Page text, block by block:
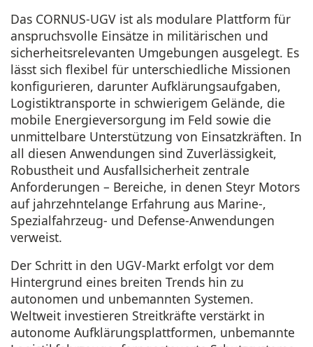
Das CORNUS-UGV ist als modulare Plattform für
anspruchsvolle Einsätze in militärischen und
sicherheitsrelevanten Umgebungen ausgelegt. Es
lässt sich flexibel für unterschiedliche Missionen
konfigurieren, darunter Aufklärungsaufgaben,
Logistiktransporte in schwierigem Gelände, die
mobile Energieversorgung im Feld sowie die
unmittelbare Unterstützung von Einsatzkräften. In
all diesen Anwendungen sind Zuverlässigkeit,
Robustheit und Ausfallsicherheit zentrale
Anforderungen – Bereiche, in denen Steyr Motors
auf jahrzehntelange Erfahrung aus Marine-,
Spezialfahrzeug- und Defense-Anwendungen
verweist.
Der Schritt in den UGV-Markt erfolgt vor dem
Hintergrund eines breiten Trends hin zu
autonomen und unbemannten Systemen.
Weltweit investieren Streitkräfte verstärkt in
autonome Aufklärungsplattformen, unbemannte